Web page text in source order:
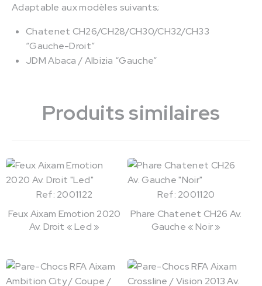
Adaptable aux modèles suivants;
Chatenet CH26/CH28/CH30/CH32/CH33
“Gauche-Droit”
JDM Abaca / Albizia “Gauche”
Produits similaires
Ref: 2001122
Feux Aixam Emotion 2020
Av. Droit « Led »
Ref: 2001120
Phare Chatenet CH26 Av.
Gauche « Noir »